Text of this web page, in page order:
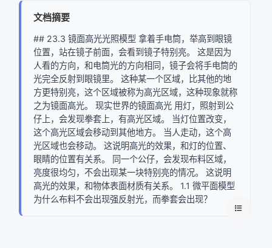
文档摘要
## 23.3 镜面高光光照模型 拿着手电筒，举高到眼镜
位置，站在镜子前面，会看到镜子特别亮。 这是因为
人看的方向，和电筒光的方向相同，镜子会将手电筒的
光完全反射到眼镜里。 这种某一个区域，比其他的地
方更特别亮，这个区域被称为高光区域，这种现象就称
之为镜面高光。 现实世界的镜面高光 用灯，照射到公
仔上，会发现拳套上，有高光区域。 当灯位置改变，
这个高光区域会移动到其他地方。 当人走动，这个高
光区域也会移动。 这说明高光的效果，和灯的位置、
眼睛的位置有关系。 同一个公仔，会发现布料区域，
亮度很均匀，不会出现某一块特别亮的情况。 这说明
高光的效果，和物体表面材质有关系。 1.1 微平面模型
为什么布料不会出现强反射光，而拳套会出现？